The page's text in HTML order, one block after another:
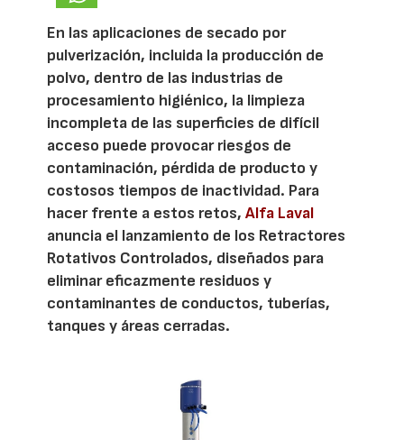
En las aplicaciones de secado por
pulverización, incluida la producción de
polvo, dentro de las industrias de
procesamiento higiénico, la limpieza
incompleta de las superficies de difícil
acceso puede provocar riesgos de
contaminación, pérdida de producto y
costosos tiempos de inactividad. Para
hacer frente a estos retos,Alfa Laval
anuncia el lanzamiento de los Retractores
Rotativos Controlados, diseñados para
eliminar eficazmente residuos y
contaminantes de conductos, tuberías,
tanques y áreas cerradas.